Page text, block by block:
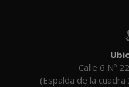
Calle 6 Nº
(Espalda de la cuadra